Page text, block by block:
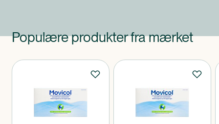
Populære produkter fra mærket
Produkter